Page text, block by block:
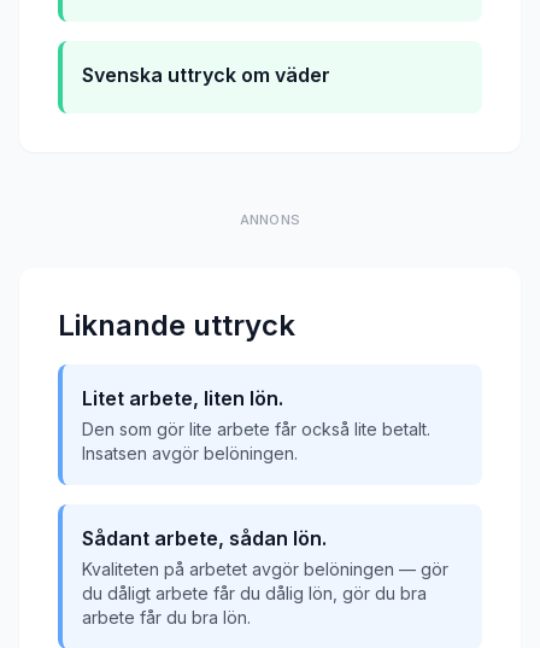
Svenska uttryck om väder
ANNONS
Liknande uttryck
Litet arbete, liten lön.
Den som gör lite arbete får också lite betalt.
Insatsen avgör belöningen.
Sådant arbete, sådan lön.
Kvaliteten på arbetet avgör belöningen — gör
du dåligt arbete får du dålig lön, gör du bra
arbete får du bra lön.